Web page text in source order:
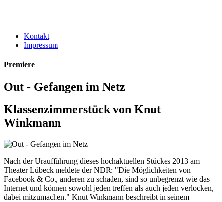
Kontakt
Impressum
Premiere
Out - Gefangen im Netz
Klassenzimmerstück von Knut
Winkmann
Nach der Uraufführung dieses hochaktuellen Stückes 2013 am
Theater Lübeck meldete der NDR: "Die Möglichkeiten von
Facebook & Co., anderen zu schaden, sind so unbegrenzt wie das
Internet und können sowohl jeden treffen als auch jeden verlocken,
dabei mitzumachen." Knut Winkmann beschreibt in seinem